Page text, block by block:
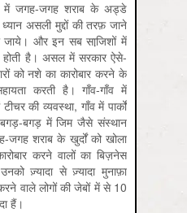
में जगह-जगह शराब के अड्डे
असली मुद्दों की तरफ़ जाने
और इन सब साजि़शों में
होती है। असल में सरकार ऐसे-
को नशे का कारोबार करने के
करती है। गाँव-गाँव में
की व्यवस्था, गाँव में पार्कों
बगड़ में जिम जैसे संस्थान
शराब के खुर्दों को खोला
करने वालों का बिज़नेस
ज़्यादा से ज़्यादा मुनाफ़ा
वाले लोगों की जेबों में से 10
हैं।